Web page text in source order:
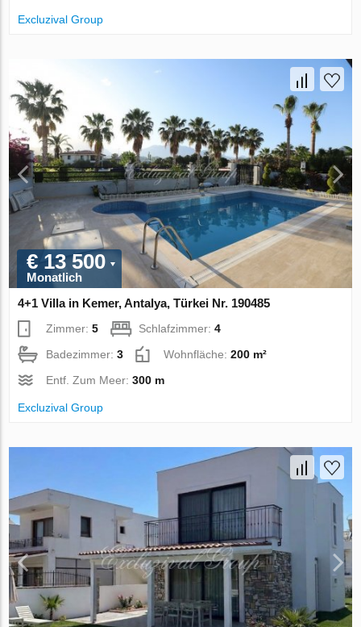
Excluzival Group
€ 13 500
Monatlich
4+1 Villa in Kemer, Antalya, Türkei Nr. 190485
Zimmer:5 Schlafzimmer:4
Badezimmer:3 Wohnfläche:200 m²
Entf. Zum Meer:300 m
Excluzival Group